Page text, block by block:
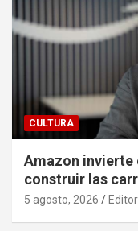
CULTURA
Amazon invierte
construir las
5 agosto, 2026